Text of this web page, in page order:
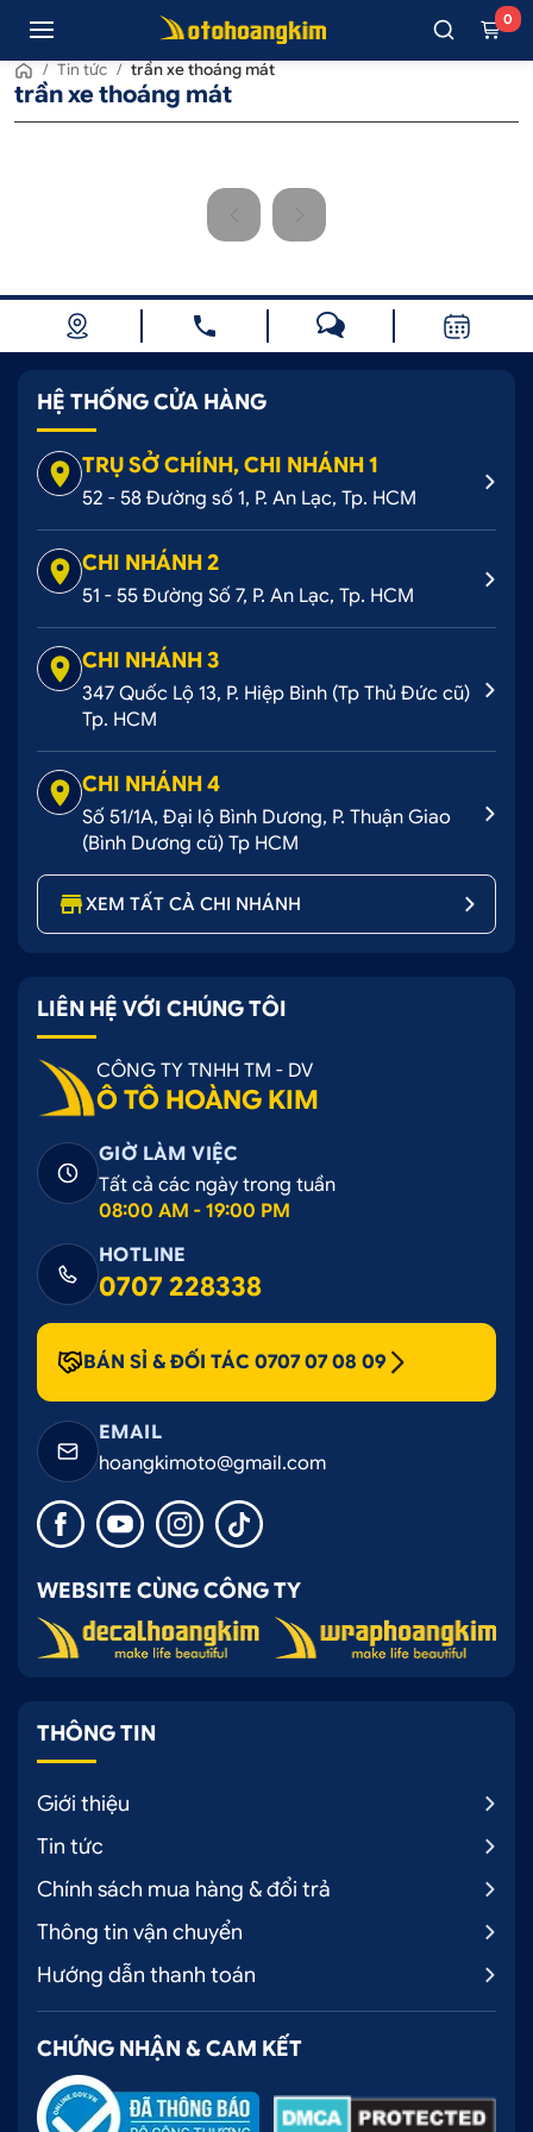
0
/ Tin tức / trần xe thoáng mát
trần xe thoáng mát
HỆ THỐNG CỬA HÀNG
TRỤ SỞ CHÍNH, CHI NHÁNH 1
52 - 58 Đường số 1, P. An Lạc, Tp. HCM
CHI NHÁNH 2
51 - 55 Đường Số 7, P. An Lạc, Tp. HCM
CHI NHÁNH 3
347 Quốc Lộ 13, P. Hiệp Bình (Tp Thủ Đức cũ)
Tp. HCM
CHI NHÁNH 4
Số 51/1A, Đại lộ Bình Dương, P. Thuận Giao
(Bình Dương cũ) Tp HCM
XEM TẤT CẢ CHI NHÁNH
LIÊN HỆ VỚI CHÚNG TÔI
CÔNG TY TNHH TM - DV
Ô TÔ HOÀNG KIM
GIỜ LÀM VIỆC
Tất cả các ngày trong tuần
08:00 AM - 19:00 PM
HOTLINE
0707 228338
BÁN SỈ & ĐỐI TÁC 0707 07 08 09
EMAIL
hoangkimoto@gmail.com
WEBSITE CÙNG CÔNG TY
THÔNG TIN
Giới thiệu
Tin tức
Chính sách mua hàng & đổi trả
Thông tin vận chuyển
Hướng dẫn thanh toán
CHỨNG NHẬN & CAM KẾT